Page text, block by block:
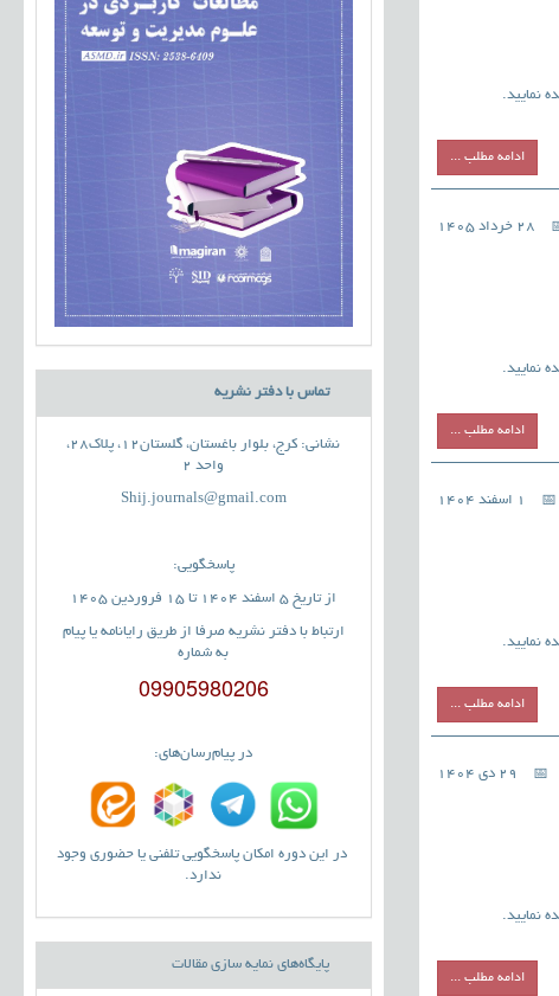
نمایید.
ادامه مطلب ...
28 خرداد 1405
نمایید.
ادامه مطلب ...
1 اسفند 1404
نمایید.
ادامه مطلب ...
29 دی 1404
نمایید.
ادامه مطلب ...
تماس با دفتر نشریه
نشانی: کرج، بلوار باغستان، گلستان12، پلاک28،
واحد 2
Shij.journals@gmail.com
پاسخگویی:
از تاریخ 5 اسفند 1404 تا 15 فروردین 1405
ارتباط با دفتر نشریه صرفا از طریق رایانامه یا پیام
به شماره
09905980206
در پیام‌رسان‌های:
در این دوره امکان پاسخگویی تلفنی یا حضوری وجود
ندارد.
پایگاه‌های نمایه سازی مقالات